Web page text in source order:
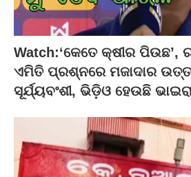
Watch:‘କେତେ କ୍ଷୀର ପିଉଛ’,
ଏମିତି ପ୍ରଶ୍ନରେ ମଜାଦାର
ସୂର୍ଯ୍ୟବଂଶୀ, ଭିଡ଼ିଓ ହେଉଛି